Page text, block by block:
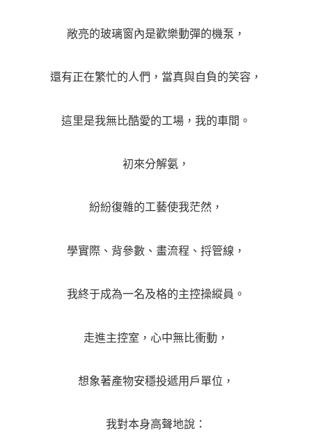
敞亮的玻璃窗內是歡樂動彈的機泵，
還有正在繁忙的人們，當真與自負的笑容，
這里是我無比酷愛的工場，我的車間。
初來分解氨，
紛紛復雜的工藝使我茫然，
學實際、背參數、畫流程、捋管線，
我終于成為一名及格的主控操縱員。
走進主控室，心中無比衝動，
想象著產物安穩投遞用戶單位，
我對本身高聲地說：